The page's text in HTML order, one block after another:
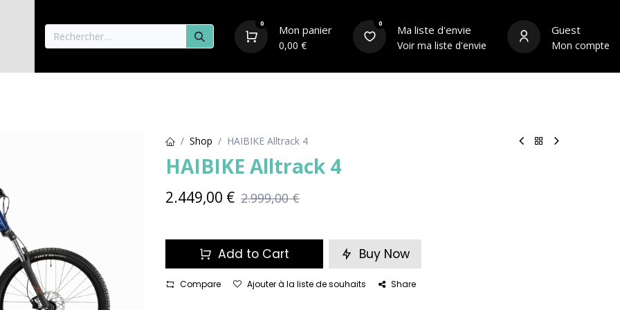
0 Mon panier
0,00 €
0 Ma liste d'envie
Voir ma liste d'envie
Guest
Mon compte
Shop HAIBIKE Alltrack 4
HAIBIKE Alltrack 4
2.449,00 € 2.999,00€
Add to Cart Buy Now
Compare Ajouter à la liste de souhaits Share